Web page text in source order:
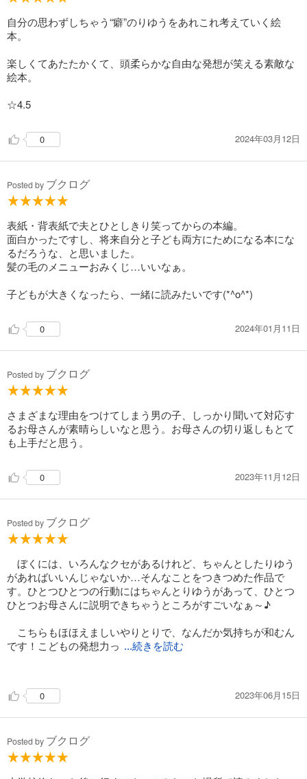
コース修了。『りんごかもしれない』『もうぬげない』(以上、
ブロンズ新社)、『りゆうがあります』『なつみはなんにでもな
れる』『おしっこちょっぴりもれたろう』(以上、PHP研究
大賞第1位、『りんごかもしれない』で、第61回産経児童出版
文化賞美術賞を受賞。著書に、『このあとどうしちゃおう』
社)、『ふまんがあります』『わたしのわごむはわたさない』
るかしら書店』(ポプラ社)、『みえるとかみえないとか』(アリ
ス館)などがある。2児の父。
自分の思わずしちゃう“癖”のりゆうをあれこれ考えていく絵
本。
楽しくてあたたかくて、頭柔らかな自由な発想が笑える素敵な
絵本。
☆4.5
0 2024年03月12日
Posted by ブクログ
表紙・背表紙で夫とひとしきり笑ってからの本編。
面白かったですし、将来自分と子ども両方にためになる本にな
るだろうな、と思いました。
髪の毛のメニューおみくじ…いいなぁ。
子どもが大きくなったら、一緒に読みたいです(*^o^*)
0 2024年01月11日
Posted by ブクログ
さまざまな理由をつけてしまう男の子、しっかり聞いて対応す
るお母さんが素晴らしいなと思う。お母さんの切り返しもとて
も上手だと思う。
0 2023年11月12日
Posted by ブクログ
ぼくには、いろんなクセがあるけれど、ちゃんとしたりゆう
があればいいんじゃないか…そんなことをつきつめた作品で
す。ひとつひとつの行動にはちゃんとりゆうがあって、ひとつ
ひとつお母さんに説明できちゃうところがすごいなぁ～♪
こちらもほほえましいやりとりで、なんだか気持ちが和むん
です！こどもの発想力っ ...続きを読む
(^-^;)。こどもが自由にのびのび色んなことを考えることができ
る、そんな平和な社会であってほしいなって思います。
0 2023年06月15日
Posted by ブクログ